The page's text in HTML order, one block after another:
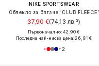
NIKE SPORTSWEAR
Облекло за бягане 'CLUB FLEECE'
37,90 €(74,13 лв.³)
Първоначално: 42,90 €
Последна най-ниска цена:26,91 €
+2